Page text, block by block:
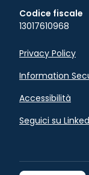
Codice fiscale
13017610968
Privacy Policy
Information
Accessibilità
Seguici su